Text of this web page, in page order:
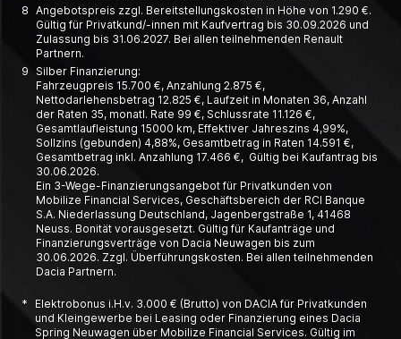
8 Angebotspreis zzgl. Bereitstellungskosten in Höhe von 1.290 €.
Gültig für Privatkund/-innen mit Kaufvertrag bis 30.09.2026 und
Zulassung bis 31.06.2027. Bei allen teilnehmenden Renault
Partnern.
9
Silber Finanzierung:
Fahrzeugpreis 15.700 €, Anzahlung 2.875 €,
Nettodarlehensbetrag 12.825 €, Laufzeit in Monaten 36, Anzahl
der Raten 35, monatl. Rate 99 €, Schlussrate 11.126 €,
Gesamtlaufleistung 15000 km, Effektiver Jahreszins 4,99%,
Sollzins (gebunden) 4,88%, Gesamtbetrag in Raten 14.591 €,
Gesamtbetrag inkl. Anzahlung 17.466 €, Gültig bei Kaufantrag bis
30.06.2026.
Ein 3-Wege-Finanzierungsangebot für Privatkunden von
Mobilize Financial Services, Geschäftsbereich der RCI Banque
S.A. Niederlassung Deutschland, Jagenbergstraße 1, 41468
Neuss. Bonität vorausgesetzt. Gültig für Kaufanträge und
Finanzierungsverträge von Dacia Neuwagen bis zum
30.06.2026. Zzgl. Überführungskosten. Bei allen teilnehmenden
Dacia Partnern.
*
Elektrobonus i.H.v. 3.000 € (Brutto) von DACIA für Privatkunden
und Kleingewerbe bei Leasing oder Finanzierung eines Dacia
Spring Neuwagen über Mobilize Financial Services. Gültig im